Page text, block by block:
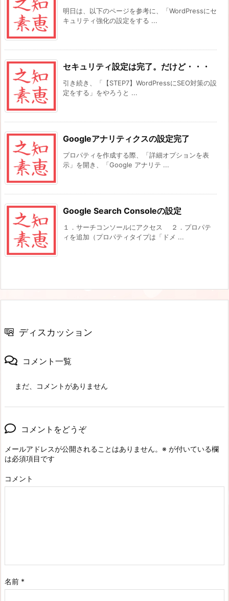
明日は、以下のページを参考に、「WordPressにセ
キュリティ強化の設定をする ...
セキュリティ設定は完了。だけど・・・
引き続き、「【STEP7】WordPressにSEO対策の設
定をする」をやろうと ...
Googleアナリティクスの設定完了
プロパティを作成する際、「詳細オプションを表
示」を開き、「Google アナリテ ...
Google Search Consoleの設定
１．サーチコンソールにアクセス ２．プロパテ
ィを追加（プロパティタイプは「ドメ ...
ディスカッション
コメント一覧
まだ、コメントがありません
コメントをどうぞ
メールアドレスが公開されることはありません。 ※ が付いている欄
は必須項目です
コメント
名前 *